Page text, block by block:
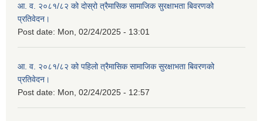
आ. व. २०८१/८२ को दोस्रो त्रैमासिक सामाजिक सुरक्षाभता बिवरणको
प्रतिवेदन।
Post date: Mon, 02/24/2025 - 13:01
आ. व. २०८१/८२ को पहिलो त्रैमासिक सामाजिक सुरक्षाभता बिवरणको
प्रतिवेदन।
Post date: Mon, 02/24/2025 - 12:57